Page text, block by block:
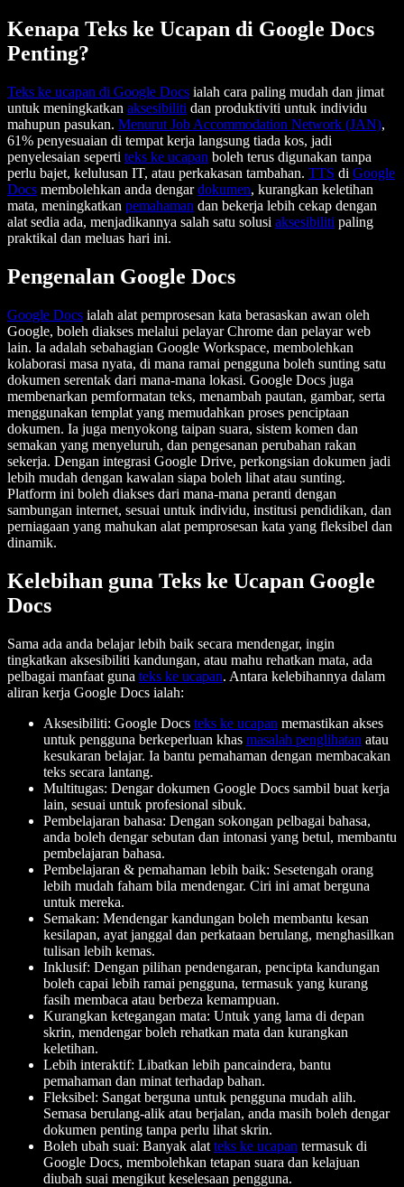
Kenapa Teks ke Ucapan di Google Docs
Penting?
Teks ke ucapan di Google Docs ialah cara paling mudah dan jimat
untuk meningkatkan aksesibiliti dan produktiviti untuk individu
mahupun pasukan. Menurut Job Accommodation Network (JAN),
61% penyesuaian di tempat kerja langsung tiada kos, jadi
penyelesaian seperti teks ke ucapan boleh terus digunakan tanpa
perlu bajet, kelulusan IT, atau perkakasan tambahan. TTS di Google
Docs membolehkan anda dengardokumen, kurangkan keletihan
mata, meningkatkan pemahaman dan bekerja lebih cekap dengan
alat sedia ada, menjadikannya salah satu solusi aksesibiliti paling
praktikal dan meluas hari ini.
Pengenalan Google Docs
Google Docs ialah alat pemprosesan kata berasaskan awan oleh
Google, boleh diakses melalui pelayar Chrome dan pelayar web
lain. Ia adalah sebahagian Google Workspace, membolehkan
kolaborasi masa nyata, di mana ramai pengguna boleh sunting satu
dokumen serentak dari mana-mana lokasi. Google Docs juga
membenarkan pemformatan teks, menambah pautan, gambar, serta
menggunakan templat yang memudahkan proses penciptaan
dokumen. Ia juga menyokong taipan suara, sistem komen dan
semakan yang menyeluruh, dan pengesanan perubahan rakan
sekerja. Dengan integrasi Google Drive, perkongsian dokumen jadi
lebih mudah dengan kawalan siapa boleh lihat atau sunting.
Platform ini boleh diakses dari mana-mana peranti dengan
sambungan internet, sesuai untuk individu, institusi pendidikan, dan
perniagaan yang mahukan alat pemprosesan kata yang fleksibel dan
dinamik.
Kelebihan guna Teks ke Ucapan Google
Docs
Sama ada anda belajar lebih baik secara mendengar, ingin
tingkatkan aksesibiliti kandungan, atau mahu rehatkan mata, ada
pelbagai manfaat guna teks ke ucapan. Antara kelebihannya dalam
aliran kerja Google Docs ialah:
Aksesibiliti: Google Docs teks ke ucapan memastikan akses
untuk pengguna berkeperluan khas masalah penglihatan atau
kesukaran belajar. Ia bantu pemahaman dengan membacakan
teks secara lantang.
Multitugas: Dengar dokumen Google Docs sambil buat kerja
lain, sesuai untuk profesional sibuk.
Pembelajaran bahasa: Dengan sokongan pelbagai bahasa,
anda boleh dengar sebutan dan intonasi yang betul, membantu
pembelajaran bahasa.
Pembelajaran & pemahaman lebih baik: Sesetengah orang
lebih mudah faham bila mendengar. Ciri ini amat berguna
untuk mereka.
Semakan: Mendengar kandungan boleh membantu kesan
kesilapan, ayat janggal dan perkataan berulang, menghasilkan
tulisan lebih kemas.
Inklusif: Dengan pilihan pendengaran, pencipta kandungan
boleh capai lebih ramai pengguna, termasuk yang kurang
fasih membaca atau berbeza kemampuan.
Kurangkan ketegangan mata: Untuk yang lama di depan
skrin, mendengar boleh rehatkan mata dan kurangkan
keletihan.
Lebih interaktif: Libatkan lebih pancaindera, bantu
pemahaman dan minat terhadap bahan.
Fleksibel: Sangat berguna untuk pengguna mudah alih.
Semasa berulang-alik atau berjalan, anda masih boleh dengar
dokumen penting tanpa perlu lihat skrin.
Boleh ubah suai: Banyak alat teks ke ucapan termasuk di
Google Docs, membolehkan tetapan suara dan kelajuan
diubah suai mengikut keselesaan pengguna.